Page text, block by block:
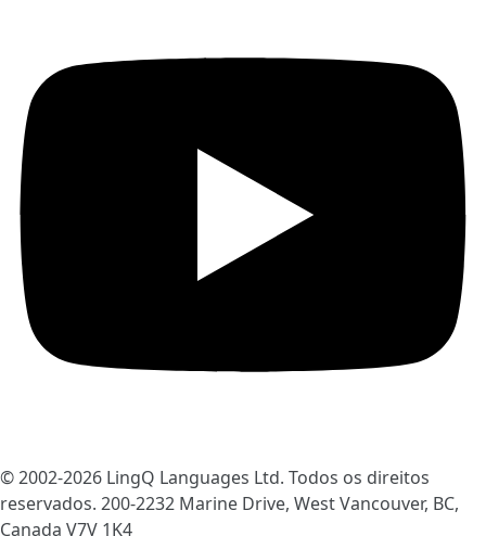
© 2002-2026 LingQ Languages Ltd. Todos os direitos
reservados. 200-2232 Marine Drive, West Vancouver, BC,
Canada V7V 1K4